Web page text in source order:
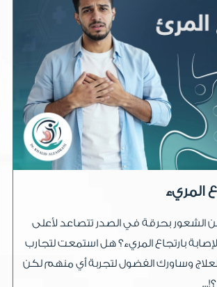
المريء
بحرقة في الصدر تتصاعد لأعلى
بارتجاع المريء؟ هل استمعت لتجارب
وساورك الفضول لتجربة أي منهم لكن